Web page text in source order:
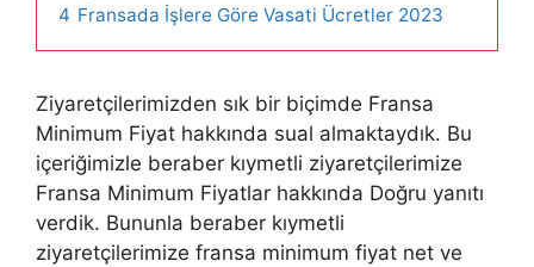
4 Fransada İşlere Göre Vasati Ücretler 2023
Ziyaretçilerimizden sık bir biçimde Fransa
Minimum Fiyat hakkında sual almaktaydık. Bu
içeriğimizle beraber kıymetli ziyaretçilerimize
Fransa Minimum Fiyatlar hakkında Doğru yanıtı
verdik. Bununla beraber kıymetli
ziyaretçilerimize fransa minimum fiyat net ve